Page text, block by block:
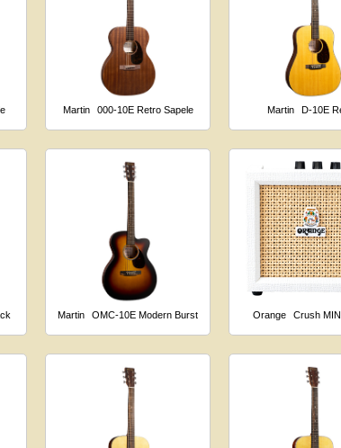
Martin 000-10E Retro Sapele Martin D-10E
Martin OMC-10E Modern Burst Orange Crush